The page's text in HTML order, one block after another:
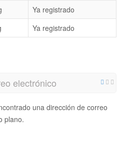
Ya registrado
Ya registrado
electrónico
una dirección de correo
plano.